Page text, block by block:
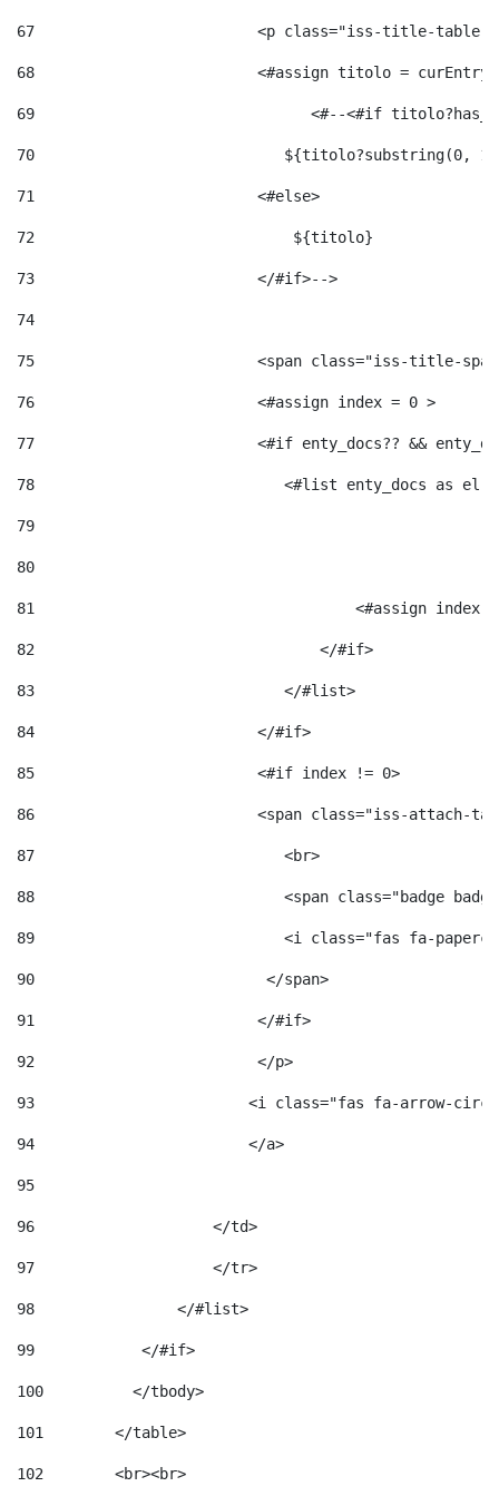
67
<p class="iss-title-
68
<#assign titolo =
69
<#--
70
${titolo?substring(0,
71
                         <#else>
72
                             ${titolo}
73
                         </#if>-->
74
75
<span class="iss-title-
76
                         <#assign index = 0 >
77
<#if enty_docs?? &&
78
<#list enty_docs as el
79
80
81
<#assign index
82
                                </#if>
83
                            </#list>
84
                         </#if>
85
                         <#if index != 0>
86
<span class="iss-attach-
87
                            <br>
88
<span class="badge
89
<i class="fas fa-
90
</
91
</
92
                         </p>
93
<i class="fas fa-arrow-
94
                        </a>
95
96
                    </td>
97
                    </tr>
98
                </#list>
99
            </#if>
100
          </tbody>
101
        </table>
102
        <br><br>